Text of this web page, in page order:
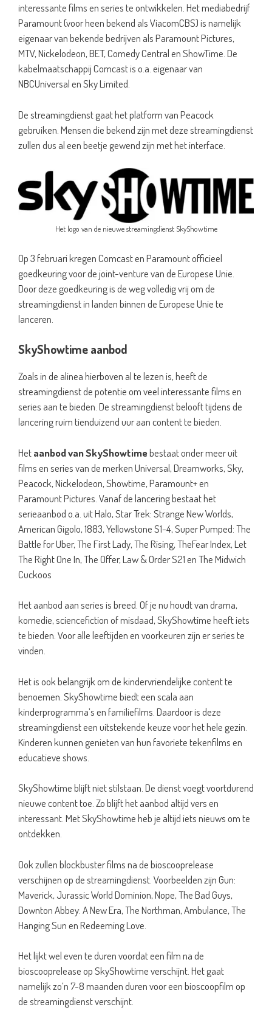
interessante films en series te ontwikkelen. Het mediabedrijf
Paramount (voor heen bekend als ViacomCBS) is namelijk
eigenaar van bekende bedrijven als Paramount Pictures,
MTV, Nickelodeon, BET, Comedy Central en ShowTime. De
kabelmaatschappij Comcast is o.a. eigenaar van
NBCUniversal en Sky Limited.
De streamingdienst gaat het platform van Peacock
gebruiken. Mensen die bekend zijn met deze streamingdienst
zullen dus al een beetje gewend zijn met het interface.
Het logo van de nieuwe streamingdienst SkyShowtime
Op 3 februari kregen Comcast en Paramount officieel
goedkeuring voor de joint-venture van de Europese Unie.
Door deze goedkeuring is de weg volledig vrij om de
streamingdienst in landen binnen de Europese Unie te
lanceren.
SkyShowtime aanbod
Zoals in de alinea hierboven al te lezen is, heeft de
streamingdienst de potentie om veel interessante films en
series aan te bieden. De streamingdienst belooft tijdens de
lancering ruim tienduizend uur aan content te bieden.
Hetaanbod van SkyShowtimebestaat onder meer uit
films en series van de merken Universal, Dreamworks, Sky,
Peacock, Nickelodeon, Showtime, Paramount+ en
Paramount Pictures. Vanaf de lancering bestaat het
serieaanbod o.a. uit Halo, Star Trek: Strange New Worlds,
American Gigolo, 1883, Yellowstone S1-4, Super Pumped: The
Battle for Uber, The First Lady, The Rising, TheFear Index, Let
The Right One In, The Offer, Law & Order S21 en The Midwich
Cuckoos
Het aanbod aan series is breed. Of je nu houdt van drama,
komedie, sciencefiction of misdaad, SkyShowtime heeft iets
te bieden. Voor alle leeftijden en voorkeuren zijn er series te
vinden.
Het is ook belangrijk om de kindervriendelijke content te
benoemen. SkyShowtime biedt een scala aan
kinderprogramma’s en familiefilms. Daardoor is deze
streamingdienst een uitstekende keuze voor het hele gezin.
Kinderen kunnen genieten van hun favoriete tekenfilms en
educatieve shows.
SkyShowtime blijft niet stilstaan. De dienst voegt voortdurend
nieuwe content toe. Zo blijft het aanbod altijd vers en
interessant. Met SkyShowtime heb je altijd iets nieuws om te
ontdekken.
Ook zullen blockbuster films na de bioscooprelease
verschijnen op de streamingdienst. Voorbeelden zijn Gun:
Maverick, Jurassic World Dominion, Nope, The Bad Guys,
Downton Abbey: A New Era, The Northman, Ambulance, The
Hanging Sun en Redeeming Love.
Het lijkt wel even te duren voordat een film na de
bioscooprelease op SkyShowtime verschijnt. Het gaat
namelijk zo’n 7-8 maanden duren voor een bioscoopfilm op
de streamingdienst verschijnt.